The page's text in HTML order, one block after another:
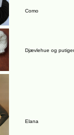
Como
Djævlehue og
Elana